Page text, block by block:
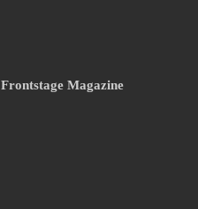
Frontstage Magazine